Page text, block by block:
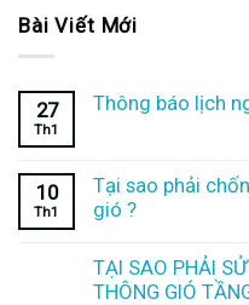
Bài Viết Mới
27
Th1
Thông báo lịch
10
Th1
Tại sao phải
gió ?
TẠI SAO PHẢI
THÔNG GIÓ